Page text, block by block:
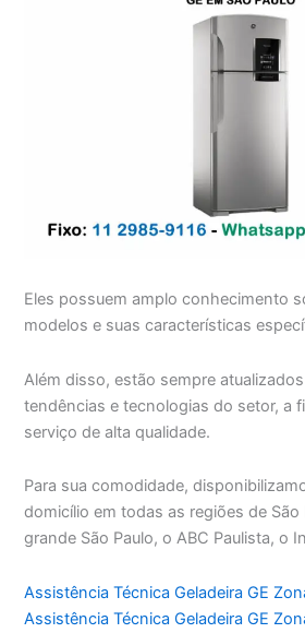
Eles possuem amplo conhecimento
modelos e suas características
Além disso, estão sempre
tendências e tecnologias do setor, a
serviço de alta qualidade.
Para sua comodidade,
domicílio em todas as regiões de São
grande São Paulo, o ABC Paulista, o
Assistência Técnica Geladeira GE
Assistência Técnica Geladeira GE